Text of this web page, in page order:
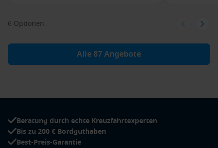
6 Optionen
Alle 87 Angebote
Beratung durch echte Kreuzfahrtexperten
Bis zu 200 € Bordguthaben
Best-Preis-Garantie